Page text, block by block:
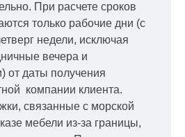
При расчете сроков
только рабочие дни (с
недели, исключая
вечера и
от даты получения
компании клиента.
связанные с морской
мебели из-за границы,